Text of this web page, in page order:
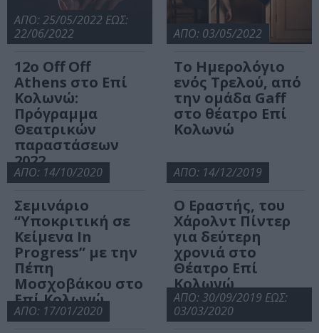
ΑΠΟ: 25/05/2022 ΕΩΣ:
22/06/2022
12ο Off Off
Athens στο Επί
Κολωνώ:
Πρόγραμμα
Θεατρικών
παραστάσεων
2022
ΑΠΟ: 03/05/2022
Το Ημερολόγιο
ενός Τρελού, από
την ομάδα Gaff
στο θέατρο Επί
Κολωνώ
ΑΠΟ: 14/10/2020
Σεμινάριο
“Υποκριτική σε
Κείμενα In
Progress” με την
Πέπη
Μοσχοβάκου στο
Επί Κολωνώ
ΑΠΟ: 14/12/2019
Ο Εραστής, του
Χάρολντ Πίντερ
για δεύτερη
χρονιά στο
Θέατρο Επί
Κολωνώ
ΑΠΟ: 17/01/2020
ΑΠΟ: 30/09/2019 ΕΩΣ:
03/03/2020